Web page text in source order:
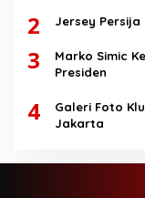
2 Jersey Persija
3
Marko Simic
Presiden
4
Galeri Foto
Jakarta